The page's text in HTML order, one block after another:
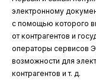
электронному
с помощью которого
от контрагентов и
операторы сервисов
возможности для
контрагентов и т. д.